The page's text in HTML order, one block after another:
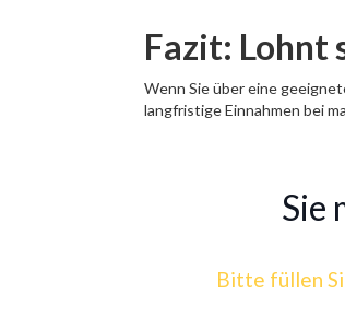
Fazit: Lohnt
Wenn Sie über eine
langfristige Einnahmen bei
Sie
Bitte füllen